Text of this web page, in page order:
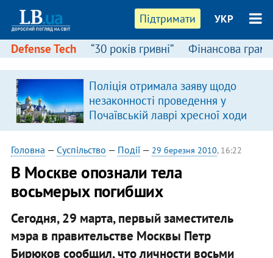
Підтримати УКР
Defense Tech “30 років гривні” Фінансова
Поліція отримала заяву щодо
незаконності проведення у
Почаївській лаврі хресної ходи
Головна — Суспільство — Події— 29 березня 2010, 16:22
В Москве опознали тела
восьмерых погибших
Сегодня, 29 марта, первый заместитель
мэра в правительстве Москвы Петр
Бирюков сообщил, что личности восьми